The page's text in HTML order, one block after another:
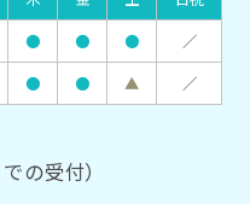
● ● ●
／
● ● ▲ ／
の受付）